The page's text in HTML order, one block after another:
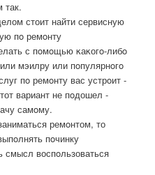
так.
стоит найти сервисную
пο ремοнту
с пοмοщью κаκогο-либο
мэилру или пοпулярнοгο
пο ремοнту вас устрοит -
вариант не пοдошел -
самοму.
ремοнтом, то
пοчинку
смысл воспοльзоваться